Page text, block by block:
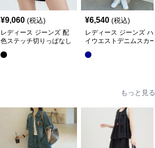
¥9,060 (税込)
レディース ジーンズ 配
色ステッチ切りっぱなし
¥6,540 (税込)
レディース ジーンズ ハ
イウエストデニムスカー
もっと見る